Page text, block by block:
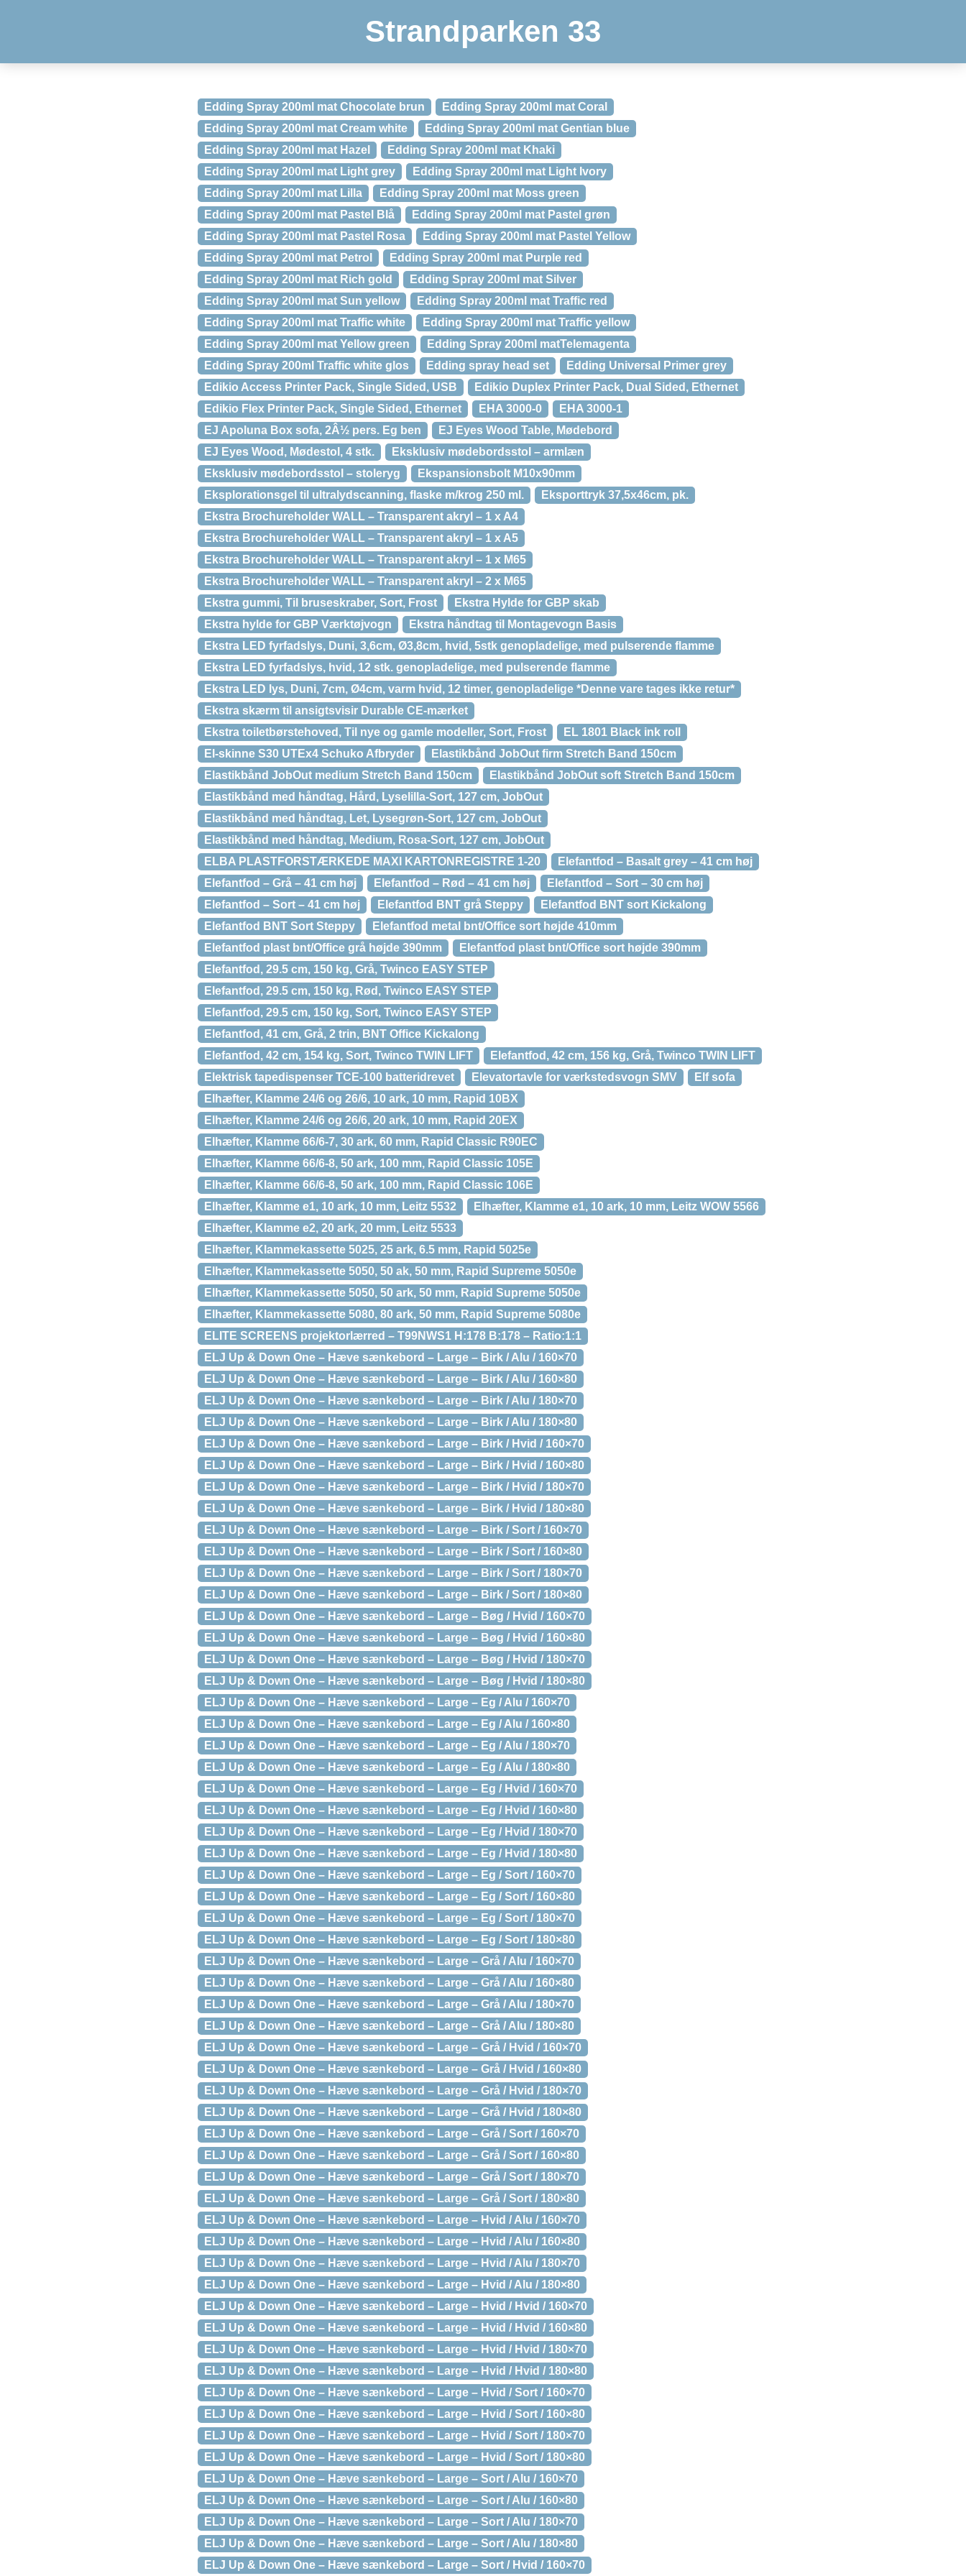
Strandparken 33
Edding Spray 200ml mat Chocolate brun
Edding Spray 200ml mat Coral
Edding Spray 200ml mat Cream white
Edding Spray 200ml mat Gentian blue
Edding Spray 200ml mat Hazel
Edding Spray 200ml mat Khaki
Edding Spray 200ml mat Light grey
Edding Spray 200ml mat Light Ivory
Edding Spray 200ml mat Lilla
Edding Spray 200ml mat Moss green
Edding Spray 200ml mat Pastel Blå
Edding Spray 200ml mat Pastel grøn
Edding Spray 200ml mat Pastel Rosa
Edding Spray 200ml mat Pastel Yellow
Edding Spray 200ml mat Petrol
Edding Spray 200ml mat Purple red
Edding Spray 200ml mat Rich gold
Edding Spray 200ml mat Silver
Edding Spray 200ml mat Sun yellow
Edding Spray 200ml mat Traffic red
Edding Spray 200ml mat Traffic white
Edding Spray 200ml mat Traffic yellow
Edding Spray 200ml mat Yellow green
Edding Spray 200ml matTelemagenta
Edding Spray 200ml Traffic white glos
Edding spray head set
Edding Universal Primer grey
Edikio Access Printer Pack, Single Sided, USB
Edikio Duplex Printer Pack, Dual Sided, Ethernet
Edikio Flex Printer Pack, Single Sided, Ethernet
EHA 3000-0
EHA 3000-1
EJ Apoluna Box sofa, 2Â½ pers. Eg ben
EJ Eyes Wood Table, Mødebord
EJ Eyes Wood, Mødestol, 4 stk.
Eksklusiv mødebordsstol – armlæn
Eksklusiv mødebordsstol – stoleryg
Ekspansionsbolt M10x90mm
Eksplorationsgel til ultralydscanning, flaske m/krog 250 ml.
Eksporttryk 37,5x46cm, pk.
Ekstra Brochureholder WALL – Transparent akryl – 1 x A4
Ekstra Brochureholder WALL – Transparent akryl – 1 x A5
Ekstra Brochureholder WALL – Transparent akryl – 1 x M65
Ekstra Brochureholder WALL – Transparent akryl – 2 x M65
Ekstra gummi, Til bruseskraber, Sort, Frost
Ekstra Hylde for GBP skab
Ekstra hylde for GBP Værktøjvogn
Ekstra håndtag til Montagevogn Basis
Ekstra LED fyrfadslys, Duni, 3,6cm, Ø3,8cm, hvid, 5stk genopladelige, med pulserende flamme
Ekstra LED fyrfadslys, hvid, 12 stk. genopladelige, med pulserende flamme
Ekstra LED lys, Duni, 7cm, Ø4cm, varm hvid, 12 timer, genopladelige *Denne vare tages ikke retur*
Ekstra skærm til ansigtsvisir Durable CE-mærket
Ekstra toiletbørstehoved, Til nye og gamle modeller, Sort, Frost
EL 1801 Black ink roll
El-skinne S30 UTEx4 Schuko Afbryder
Elastikbånd JobOut firm Stretch Band 150cm
Elastikbånd JobOut medium Stretch Band 150cm
Elastikbånd JobOut soft Stretch Band 150cm
Elastikbånd med håndtag, Hård, Lyselilla-Sort, 127 cm, JobOut
Elastikbånd med håndtag, Let, Lysegrøn-Sort, 127 cm, JobOut
Elastikbånd med håndtag, Medium, Rosa-Sort, 127 cm, JobOut
ELBA PLASTFORSTÆRKEDE MAXI KARTONREGISTRE 1-20
Elefantfod – Basalt grey – 41 cm høj
Elefantfod – Grå – 41 cm høj
Elefantfod – Rød – 41 cm høj
Elefantfod – Sort – 30 cm høj
Elefantfod – Sort – 41 cm høj
Elefantfod BNT grå Steppy
Elefantfod BNT sort Kickalong
Elefantfod BNT Sort Steppy
Elefantfod metal bnt/Office sort højde 410mm
Elefantfod plast bnt/Office grå højde 390mm
Elefantfod plast bnt/Office sort højde 390mm
Elefantfod, 29.5 cm, 150 kg, Grå, Twinco EASY STEP
Elefantfod, 29.5 cm, 150 kg, Rød, Twinco EASY STEP
Elefantfod, 29.5 cm, 150 kg, Sort, Twinco EASY STEP
Elefantfod, 41 cm, Grå, 2 trin, BNT Office Kickalong
Elefantfod, 42 cm, 154 kg, Sort, Twinco TWIN LIFT
Elefantfod, 42 cm, 156 kg, Grå, Twinco TWIN LIFT
Elektrisk tapedispenser TCE-100 batteridrevet
Elevatortavle for værkstedsvogn SMV
Elf sofa
Elhæfter, Klamme 24/6 og 26/6, 10 ark, 10 mm, Rapid 10BX
Elhæfter, Klamme 24/6 og 26/6, 20 ark, 10 mm, Rapid 20EX
Elhæfter, Klamme 66/6-7, 30 ark, 60 mm, Rapid Classic R90EC
Elhæfter, Klamme 66/6-8, 50 ark, 100 mm, Rapid Classic 105E
Elhæfter, Klamme 66/6-8, 50 ark, 100 mm, Rapid Classic 106E
Elhæfter, Klamme e1, 10 ark, 10 mm, Leitz 5532
Elhæfter, Klamme e1, 10 ark, 10 mm, Leitz WOW 5566
Elhæfter, Klamme e2, 20 ark, 20 mm, Leitz 5533
Elhæfter, Klammekassette 5025, 25 ark, 6.5 mm, Rapid 5025e
Elhæfter, Klammekassette 5050, 50 ak, 50 mm, Rapid Supreme 5050e
Elhæfter, Klammekassette 5050, 50 ark, 50 mm, Rapid Supreme 5050e
Elhæfter, Klammekassette 5080, 80 ark, 50 mm, Rapid Supreme 5080e
ELITE SCREENS projektorlærred – T99NWS1 H:178 B:178 – Ratio:1:1
ELJ Up & Down One – Hæve sænkebord – Large – Birk / Alu / 160×70
ELJ Up & Down One – Hæve sænkebord – Large – Birk / Alu / 160×80
ELJ Up & Down One – Hæve sænkebord – Large – Birk / Alu / 180×70
ELJ Up & Down One – Hæve sænkebord – Large – Birk / Alu / 180×80
ELJ Up & Down One – Hæve sænkebord – Large – Birk / Hvid / 160×70
ELJ Up & Down One – Hæve sænkebord – Large – Birk / Hvid / 160×80
ELJ Up & Down One – Hæve sænkebord – Large – Birk / Hvid / 180×70
ELJ Up & Down One – Hæve sænkebord – Large – Birk / Hvid / 180×80
ELJ Up & Down One – Hæve sænkebord – Large – Birk / Sort / 160×70
ELJ Up & Down One – Hæve sænkebord – Large – Birk / Sort / 160×80
ELJ Up & Down One – Hæve sænkebord – Large – Birk / Sort / 180×70
ELJ Up & Down One – Hæve sænkebord – Large – Birk / Sort / 180×80
ELJ Up & Down One – Hæve sænkebord – Large – Bøg / Hvid / 160×70
ELJ Up & Down One – Hæve sænkebord – Large – Bøg / Hvid / 160×80
ELJ Up & Down One – Hæve sænkebord – Large – Bøg / Hvid / 180×70
ELJ Up & Down One – Hæve sænkebord – Large – Bøg / Hvid / 180×80
ELJ Up & Down One – Hæve sænkebord – Large – Eg / Alu / 160×70
ELJ Up & Down One – Hæve sænkebord – Large – Eg / Alu / 160×80
ELJ Up & Down One – Hæve sænkebord – Large – Eg / Alu / 180×70
ELJ Up & Down One – Hæve sænkebord – Large – Eg / Alu / 180×80
ELJ Up & Down One – Hæve sænkebord – Large – Eg / Hvid / 160×70
ELJ Up & Down One – Hæve sænkebord – Large – Eg / Hvid / 160×80
ELJ Up & Down One – Hæve sænkebord – Large – Eg / Hvid / 180×70
ELJ Up & Down One – Hæve sænkebord – Large – Eg / Hvid / 180×80
ELJ Up & Down One – Hæve sænkebord – Large – Eg / Sort / 160×70
ELJ Up & Down One – Hæve sænkebord – Large – Eg / Sort / 160×80
ELJ Up & Down One – Hæve sænkebord – Large – Eg / Sort / 180×70
ELJ Up & Down One – Hæve sænkebord – Large – Eg / Sort / 180×80
ELJ Up & Down One – Hæve sænkebord – Large – Grå / Alu / 160×70
ELJ Up & Down One – Hæve sænkebord – Large – Grå / Alu / 160×80
ELJ Up & Down One – Hæve sænkebord – Large – Grå / Alu / 180×70
ELJ Up & Down One – Hæve sænkebord – Large – Grå / Alu / 180×80
ELJ Up & Down One – Hæve sænkebord – Large – Grå / Hvid / 160×70
ELJ Up & Down One – Hæve sænkebord – Large – Grå / Hvid / 160×80
ELJ Up & Down One – Hæve sænkebord – Large – Grå / Hvid / 180×70
ELJ Up & Down One – Hæve sænkebord – Large – Grå / Hvid / 180×80
ELJ Up & Down One – Hæve sænkebord – Large – Grå / Sort / 160×70
ELJ Up & Down One – Hæve sænkebord – Large – Grå / Sort / 160×80
ELJ Up & Down One – Hæve sænkebord – Large – Grå / Sort / 180×70
ELJ Up & Down One – Hæve sænkebord – Large – Grå / Sort / 180×80
ELJ Up & Down One – Hæve sænkebord – Large – Hvid / Alu / 160×70
ELJ Up & Down One – Hæve sænkebord – Large – Hvid / Alu / 160×80
ELJ Up & Down One – Hæve sænkebord – Large – Hvid / Alu / 180×70
ELJ Up & Down One – Hæve sænkebord – Large – Hvid / Alu / 180×80
ELJ Up & Down One – Hæve sænkebord – Large – Hvid / Hvid / 160×70
ELJ Up & Down One – Hæve sænkebord – Large – Hvid / Hvid / 160×80
ELJ Up & Down One – Hæve sænkebord – Large – Hvid / Hvid / 180×70
ELJ Up & Down One – Hæve sænkebord – Large – Hvid / Hvid / 180×80
ELJ Up & Down One – Hæve sænkebord – Large – Hvid / Sort / 160×70
ELJ Up & Down One – Hæve sænkebord – Large – Hvid / Sort / 160×80
ELJ Up & Down One – Hæve sænkebord – Large – Hvid / Sort / 180×70
ELJ Up & Down One – Hæve sænkebord – Large – Hvid / Sort / 180×80
ELJ Up & Down One – Hæve sænkebord – Large – Sort / Alu / 160×70
ELJ Up & Down One – Hæve sænkebord – Large – Sort / Alu / 160×80
ELJ Up & Down One – Hæve sænkebord – Large – Sort / Alu / 180×70
ELJ Up & Down One – Hæve sænkebord – Large – Sort / Alu / 180×80
ELJ Up & Down One – Hæve sænkebord – Large – Sort / Hvid / 160×70